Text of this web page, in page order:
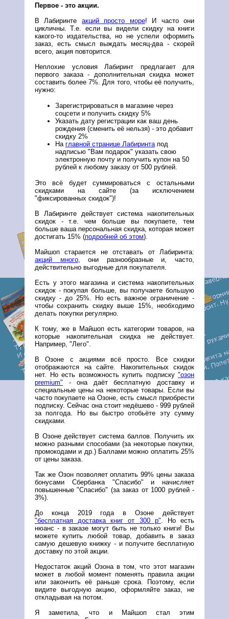
Первое - это акции.
В Лабиринте акций просто море! И часто они
цикличны. Т.е. если вы видели скидку на книги
какого-то издательства, но не успели оформить
заказ, есть смысл выждать месяц-два - скорей
всего, акция повторится.
Неплохие условия Лабиринт предлагает для
первого заказа - дополнительная скидка может
составить более 7%. Для того, чтобы её получить,
нужно:
Зарегистрироваться в магазине через
соцсети и получить скидку 5%
Указать дату регистрации как ваш день
рождения (сменить её нельзя) - это добавит
скидку 2%
На главной странице Лабиринтапод
надписью "Вам подарок" указать свою
электронную почту и получить купон на 50
рублей к любому заказу от 500 рублей.
Это всё будет суммироваться с остальными
скидками на сайте (за исключением
"фиксированных скидок")!
В Лабиринте действует система накопительных
скидок - т.е. чем больше вы покупаете, тем
больше ваша персональная скидка, которая может
достигать 15% (подробней об этом).
Майшоп старается не отставать от Лабиринта:
акций много, они разнообразные и, часто,
действительно выгодные для покупателя.
Есть у этого магазина и система накопительных
скидок - покупая больше, вы получаете большую
скидку - до 25%. Но есть важное ограничение -
чтобы сохранить скидку выше 15%, необходимо
делать покупки регулярно.
К тому, же в Майшоп есть категории товаров, на
которые накопительная скидка не действует.
Например, "Лего".
В Озоне с акциями всё просто. Все скидки
отображаются на сайте. Накопительных скидок
нет. Но есть возможность купить подписку "озон
premium" - она даёт бесплатную доставку и
специальные цены на некоторые товары. Если вы
часто покупаете на Озоне, есть смысл приобрести
подписку. Сейчас она стоит недёшево - 999 рублей
за полгода. Но вы быстро отобьёте эту сумму
скидками.
В Озоне действует система баллов. Получить их
можно разными способами (за некоторые покупки,
промокодами и др.) Баллами можно оплатить 25%
от цены заказа.
Так же Озон позволяет оплатить 99% цены заказа
бонусами Сбербанка "Спасибо" и начисляет
повышенные "Спасибо" (за заказ от 1000 рублей -
3%).
До конца 2019 года в Озоне действует
"бесплатная доставка книг от 300 р". Но есть
нюанс - в заказе могут быть не только книги! Вы
можете купить любой товар, добавить в заказ
самую дешевую книжку - и получите бесплатную
доставку по этой акции.
Недостаток акций Озона в том, что этот магазин
может в любой момент поменять правила акции
или закончить её раньше срока. Поэтому, если
видите выгодную акцию, оформляйте заказ, не
откладывая на потом.
Я заметила, что и Майшоп стал этим